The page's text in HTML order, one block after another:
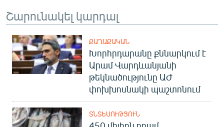
ՀԵՏԵՎԵՔ ՄԵԶ
«Ազատության» բոլոր կայքերը
Շարունակել կարդալ
ՔԱՂԱՔԱԿԱՆ
Խորհրդարանը քննարկում է
Արամ Վարդևանյանի
թեկնածությունը ԱԺ
փոխխոսնակի պաշտոնում
ՏՆՏԵՍՈՒԹՅՈՒՆ